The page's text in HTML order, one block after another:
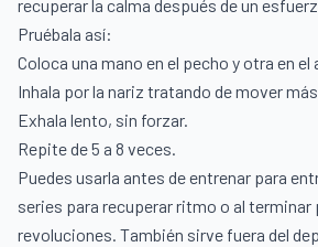
recuperar la calma después de un
Pruébala así:
Coloca una mano en el pecho y otra en el
Inhala por la nariz tratando de mover
Exhala lento, sin forzar.
Repite de 5 a 8 veces.
Puedes usarla antes de entrenar para
series para recuperar ritmo o al terminar
revoluciones. También sirve fuera del